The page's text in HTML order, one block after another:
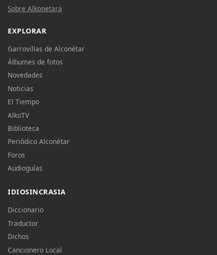
Sobre Alkonetara
EXPLORAR
Garrovillas de Alconétar
Álbumes de fotos
Novedades
Noticias
El Tiempo
AlkoTV
Biblioteca
Periódico Alconétar
Foros
Audioguías
IDIOSINCRASIA
Diccionario
Traductor
Dichos
Cancionero Local